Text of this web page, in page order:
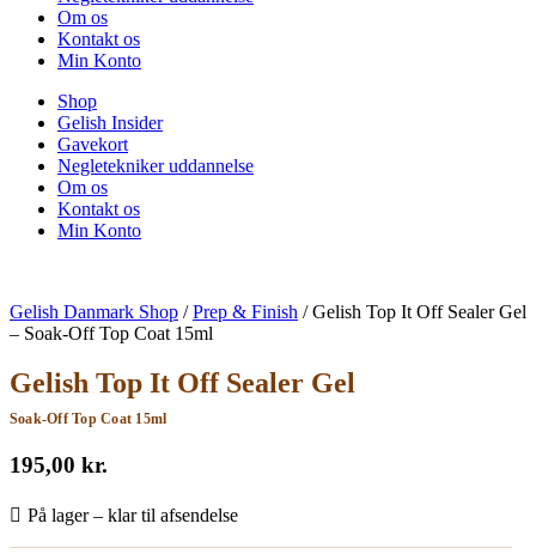
Om os
Kontakt os
Min Konto
Shop
Gelish Insider
Gavekort
Negletekniker uddannelse
Om os
Kontakt os
Min Konto
Gelish Danmark Shop /Prep & Finish /Gelish Top It Off Sealer Gel
– Soak-Off Top Coat 15ml
Gelish Top It Off Sealer Gel
Soak-Off Top Coat 15ml
195,00 kr.
På lager – klar til afsendelse